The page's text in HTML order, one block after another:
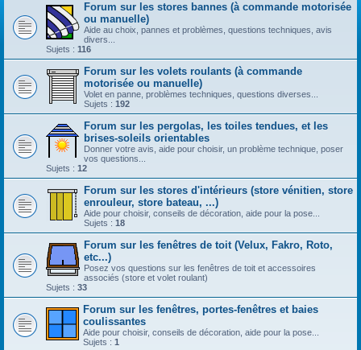
Forum sur les stores bannes (à commande motorisée
ou manuelle)
Aide au choix, pannes et problèmes, questions techniques, avis
divers...
Sujets : 116
Forum sur les volets roulants (à commande
motorisée ou manuelle)
Volet en panne, problèmes techniques, questions diverses...
Sujets : 192
Forum sur les pergolas, les toiles tendues, et les
brises-soleils orientables
Donner votre avis, aide pour choisir, un problème technique, poser
vos questions...
Sujets : 12
Forum sur les stores d'intérieurs (store vénitien, store
enrouleur, store bateau, ...)
Aide pour choisir, conseils de décoration, aide pour la pose...
Sujets : 18
Forum sur les fenêtres de toit (Velux, Fakro, Roto,
etc...)
Posez vos questions sur les fenêtres de toit et accessoires
associés (store et volet roulant)
Sujets : 33
Forum sur les fenêtres, portes-fenêtres et baies
coulissantes
Aide pour choisir, conseils de décoration, aide pour la pose...
Sujets : 1